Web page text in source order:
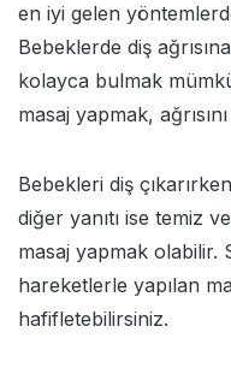
en iyi gelen
Bebeklerde diş
kolayca bulmak
masaj yapmak,
Bebekleri diş
diğer yanıtı ise temiz
masaj yapmak olabilir.
hareketlerle yapılan
hafifletebilirsiniz.